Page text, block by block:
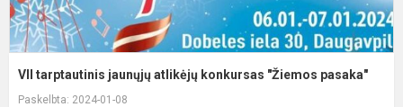
VII tarptautinis jaunųjų atlikėjų konkursas "Žiemos pasaka"
Paskelbta: 2024-01-08